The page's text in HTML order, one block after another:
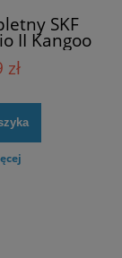
SKF
II Kangoo
I